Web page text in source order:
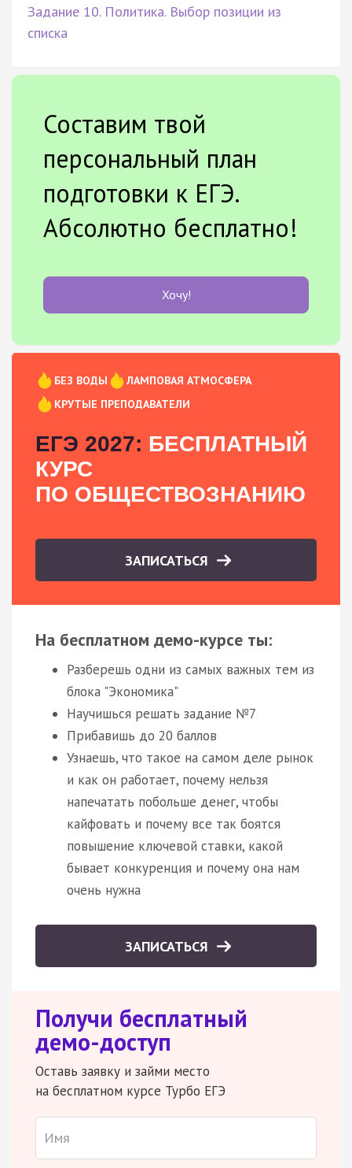
Задание 10. Политика. Выбор позиции из
списка
Составим твой
персональный план
подготовки к ЕГЭ.
Абсолютно бесплатно!
Хочу!
БЕЗ ВОДЫ
ЛАМПОВАЯ АТМОСФЕРА
КРУТЫЕ ПРЕПОДАВАТЕЛИ
ЕГЭ 2027: БЕСПЛАТНЫЙ
КУРС
ПО ОБЩЕСТВОЗНАНИЮ
ЗАПИСАТЬСЯ
На бесплатном демо-курсе ты:
Разберешь одни из самых важных тем из
блока "Экономика"
Научишься решать задание №7
Прибавишь до 20 баллов
Узнаешь, что такое на самом деле рынок
и как он работает, почему нельзя
напечатать побольше денег, чтобы
кайфовать и почему все так боятся
повышение ключевой ставки, какой
бывает конкуренция и почему она нам
очень нужна
ЗАПИСАТЬСЯ
Получи бесплатный
демо-доступ
Оставь заявку и займи место
на бесплатном курсе Турбо ЕГЭ